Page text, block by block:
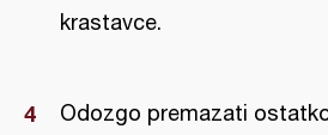
krastavce.
Odozgo premazati